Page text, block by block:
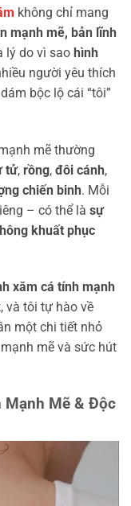
không chỉ mang
mạnh mẽ, bản lĩnh
lý do vì sao hình
người yêu thích
bộc lộ cái “tôi”
mẽ thường
tử, rồng, đôi cánh,
chiến binh. Mỗi
– có thể là sự
khuất phục
xăm cá tính mạnh
và tôi tự hào về
một chi tiết nhỏ
mẽ và sức hút
Mạnh Mẽ & Độc